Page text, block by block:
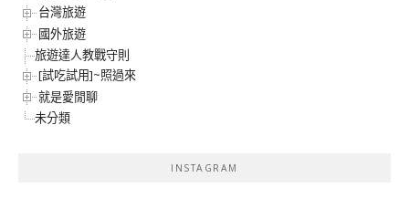
台灣旅遊
國外旅遊
旅遊達人教戰守則
[試吃試用]~照過來
就是愛閒聊
未分類
INSTAGRAM